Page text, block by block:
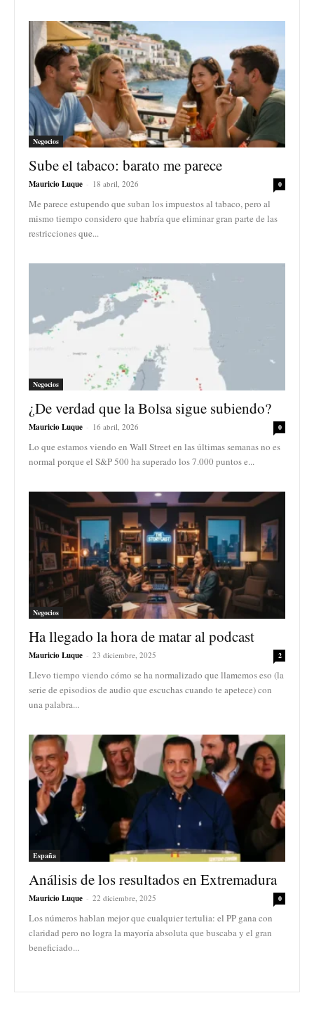
Negocios
Sube el tabaco: barato me parece
Mauricio Luque - 18 abril, 2026 0
Me parece estupendo que suban los impuestos al tabaco, pero al
mismo tiempo considero que habría que eliminar gran parte de las
restricciones que...
Negocios
¿De verdad que la Bolsa sigue subiendo?
Mauricio Luque - 16 abril, 2026 0
Lo que estamos viendo en Wall Street en las últimas semanas no es
normal porque el S&P 500 ha superado los 7.000 puntos e...
Negocios
Ha llegado la hora de matar al podcast
Mauricio Luque - 23 diciembre, 2025 2
Llevo tiempo viendo cómo se ha normalizado que llamemos eso (la
serie de episodios de audio que escuchas cuando te apetece) con
una palabra...
España
Análisis de los resultados en Extremadura
Mauricio Luque - 22 diciembre, 2025 0
Los números hablan mejor que cualquier tertulia: el PP gana con
claridad pero no logra la mayoría absoluta que buscaba y el gran
beneficiado...